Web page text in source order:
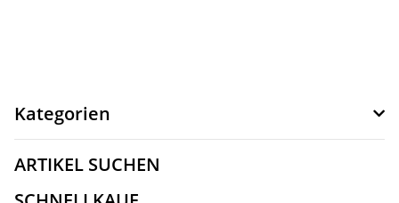
Kategorien
ARTIKEL SUCHEN